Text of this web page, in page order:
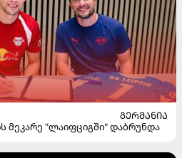
ᲒᲔᲠᲛᲐᲜᲘᲐ
მეკარე "ლაიფციგში" დაბრუნდა